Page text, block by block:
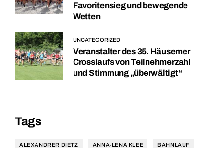
Favoritensieg und bewegende
Wetten
UNCATEGORIZED
Veranstalter des 35. Häusemer
Crosslaufs von Teilnehmerzahl
und Stimmung „überwältigt“
Tags
ALEXANDRER DIETZ ANNA-LENA KLEE BAHNLAUF